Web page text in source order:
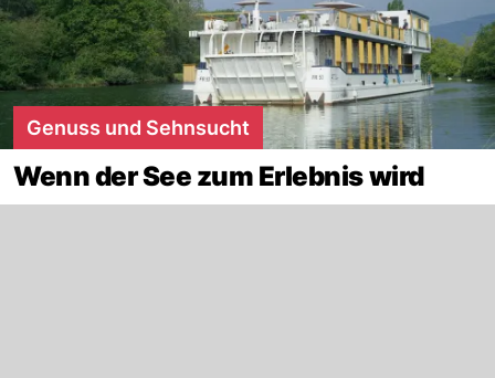
Genuss und Sehnsucht
Wenn der See zum Erlebnis wird